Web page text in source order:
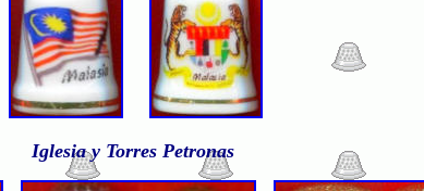
Iglesia y Torres Petronas